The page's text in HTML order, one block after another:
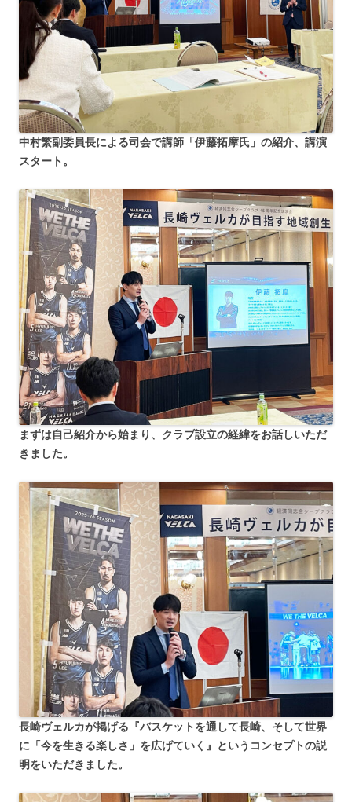
中村繁副委員長による司会で講師「伊藤拓摩氏」の紹介、講演
スタート。
まずは自己紹介から始まり、クラブ設立の経緯をお話しいただ
きました。
長崎ヴェルカが掲げる『バスケットを通して長崎、そして世界
に「今を生きる楽しさ」を広げていく』というコンセプトの説
明をいただきました。